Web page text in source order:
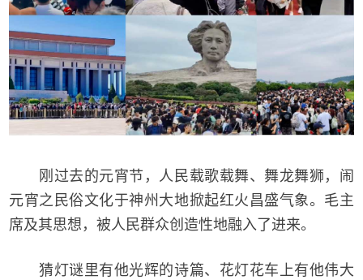
刚过去的元宵节，人民载歌载舞、舞龙舞狮，闹
元宵之民俗文化于神州大地掀起红火昌盛气象。毛主
席及其思想，被人民群众创造性地融入了进来。
猜灯谜里有他光辉的诗篇、花灯花车上有他伟大